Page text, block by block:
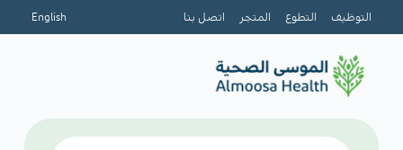
التوظيف التطوع المتجر اتصل بنا English